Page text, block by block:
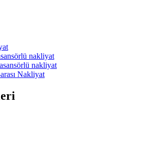
nakliyat
nakliyat
Nakliyat